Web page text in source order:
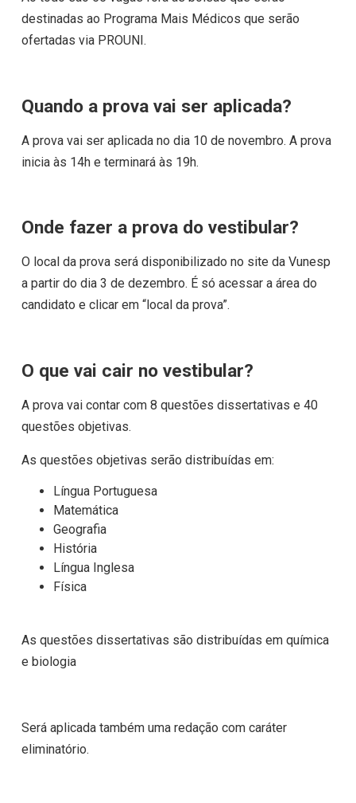
destinadas ao Programa Mais Médicos que serão
ofertadas via PROUNI.
Quando a prova vai ser aplicada?
A prova vai ser aplicada no dia 10 de novembro. A prova
inicia às 14h e terminará às 19h.
Onde fazer a prova do vestibular?
O local da prova será disponibilizado no site da Vunesp
a partir do dia 3 de dezembro. É só acessar a área do
candidato e clicar em “local da prova”.
O que vai cair no vestibular?
A prova vai contar com 8 questões dissertativas e 40
questões objetivas.
As questões objetivas serão distribuídas em:
Língua Portuguesa
Matemática
Geografia
História
Língua Inglesa
Física
As questões dissertativas são distribuídas em química
e biologia
Será aplicada também uma redação com caráter
eliminatório.